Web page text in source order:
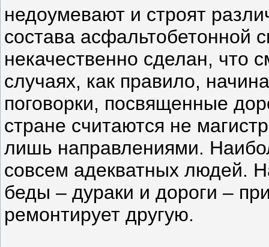
недоумевают и строят
состава асфальтобетонной
некачественно сделан, что
случаях, как правило,
поговорки, посвященные
стране считаются не
лишь направлениями.
совсем адекватных людей.
беды – дураки и дороги –
ремонтирует другую.